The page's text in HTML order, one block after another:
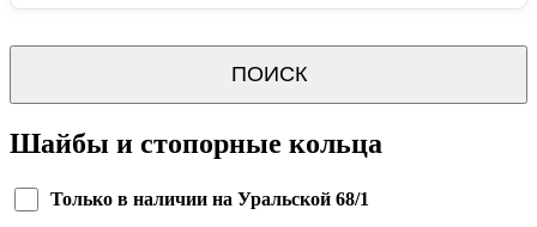
ПОИСК
Шайбы и стопорные кольца
Только в наличии на Уральской 68/1